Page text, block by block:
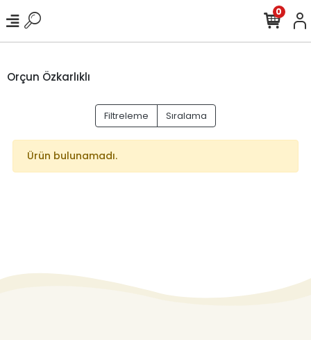
0
Orçun Özkarlıklı
Filtreleme Sıralama
Ürün bulunamadı.